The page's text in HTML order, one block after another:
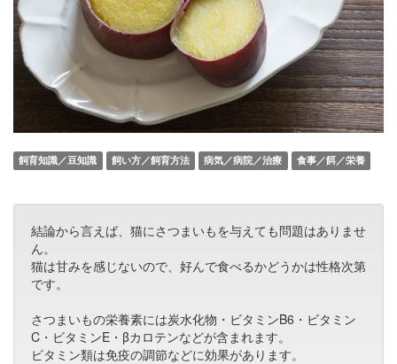
飼育知識／豆知識 飼い方／飼育方法 病気／病院／治療 食事／餌／栄養
結論から言えば、猫にさつまいもを与えても問題はありませ
ん。
猫は甘みを感じないので、好んで食べるかどうかは性格次第
です。
さつまいもの栄養素には炭水化物・ビタミンB6・ビタミン
C・ビタミンE・βカロテンなどが含まれます。
ビタミン類は免疫の調節などに効果があります。